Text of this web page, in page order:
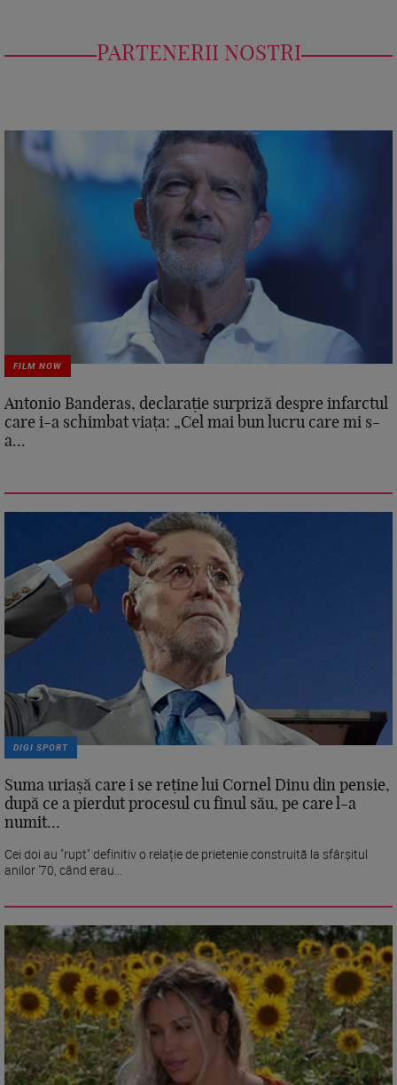
PARTENERII NOSTRI
FILM NOW
Antonio Banderas, declarație surpriză despre infarctul
care i-a schimbat viața: „Cel mai bun lucru care mi s-
a...
DIGI SPORT
Suma uriașă care i se reține lui Cornel Dinu din pensie,
după ce a pierdut procesul cu finul său, pe care l-a
numit...
Cei doi au "rupt" definitiv o relație de prietenie construită la sfârșitul
anilor ’70, când erau...